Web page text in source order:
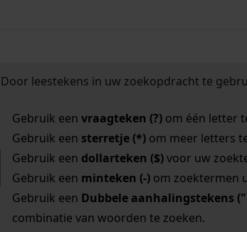
Door leestekens in uw zoekopdracht te
Gebruik een vraagteken (?)om één letter
Gebruik een sterretje (*)om meer letters
Gebruik een dollarteken ($)voor uw
Gebruik een minteken (-)om zoektermen
Gebruik een Dubbele aanhalingstekens
combinatie van woorden te zoeken.